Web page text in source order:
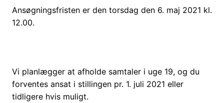
Ansøgningsfristen er den torsdag den 6. maj 2021 kl.
12.00.
Vi planlægger at afholde samtaler i uge 19, og du
forventes ansat i stillingen pr. 1. juli 2021 eller
tidligere hvis muligt.